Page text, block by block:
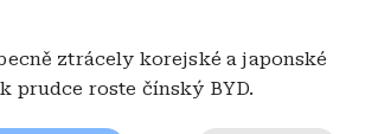
ztrácely korejské a japonské
prudce roste čínský BYD.